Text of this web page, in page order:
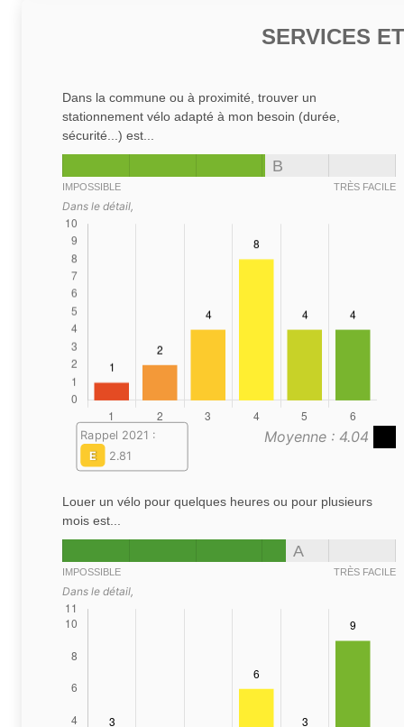
SERVICES
Dans la commune ou à proximité, trouver un
stationnement vélo adapté à mon besoin (durée,
sécurité...) est...
B
IMPOSSIBLE TRÈS FACILE
Dans le détail,
Moyenne : 4.04
Rappel 2021 :
E
2.81
Louer un vélo pour quelques heures ou pour plusieurs
mois est...
A
IMPOSSIBLE TRÈS FACILE
Dans le détail,